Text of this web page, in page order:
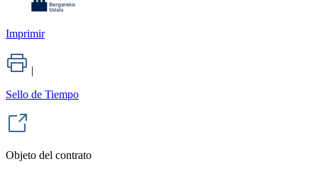
Imprimir
|
Sello de Tiempo
Objeto del contrato